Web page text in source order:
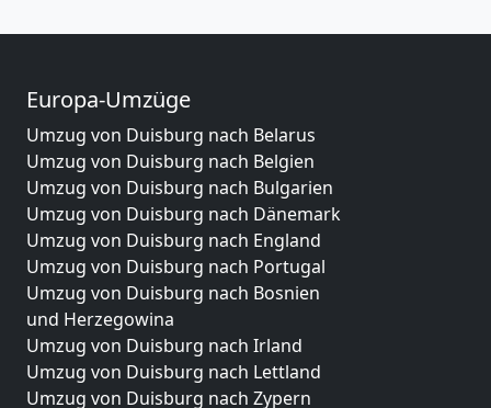
Europa-Umzüge
Umzug von Duisburg nach Belarus
Umzug von Duisburg nach Belgien
Umzug von Duisburg nach Bulgarien
Umzug von Duisburg nach Dänemark
Umzug von Duisburg nach England
Umzug von Duisburg nach Portugal
Umzug von Duisburg nach Bosnien
und Herzegowina
Umzug von Duisburg nach Irland
Umzug von Duisburg nach Lettland
Umzug von Duisburg nach Zypern